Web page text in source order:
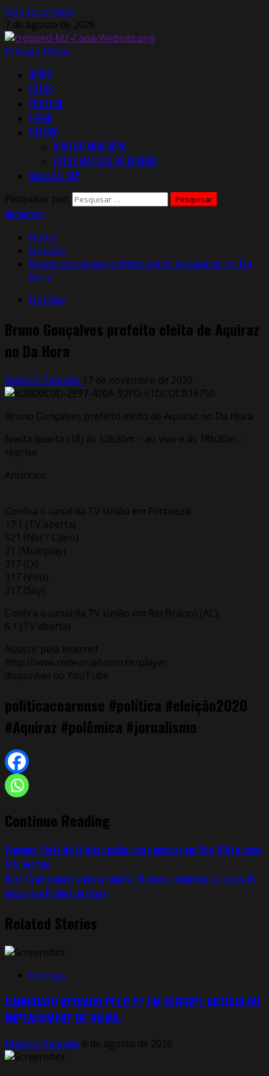
Skip to content
7 de agosto de 2026
Primary Menu
INÍCIO
FOTOS
YOUTUBE
E-MAIL
EUSÉBIO
HINO DO MUNICÍPIO
FOTOS ANTIGAS DO EUSÉBIO
Consultar CEP
Pesquisar por:
Instagram
Home
Notícias
Bruno Gonçalves prefeito eleito de Aquiraz no Da
Hora
Notícias
Bruno Gonçalves prefeito eleito de Aquiraz
no Da Hora
Markos Zaurelio 17 de novembro de 2020
Bruno Gonçalves prefeito eleito de Aquiraz no Da Hora
Nesta quarta (18) às 12h30m – ao vivo e às 18h30m –
reprise
Anúncios
Confira o canal da TV União em Fortaleza:
17.1 (TV aberta)
521 (Net / Claro)
21 (Multiplay)
317 (Oi)
317 (Vivo)
317 (Sky)
Confira o canal da TV União em Rio Branco (AC):
6.1 (TV aberta)
Assistir pela internet
http://www.redeuniao.com.br/player
disponível no YouTube
politicacearense #política #eleição2020
#Aquiraz #polêmica #jornalismo
Continue Reading
Previous: Parte de falésia desaba sobre pessoas em Pipa (RN) e deixa
três mortos
Next: Camilo anuncia nesta quarta, 18, novos concursos para área da
Segurança Pública do Ceará
Related Stories
Notícias
CANDIDATO APOIADO PELO PT EM SERGIPE ARTICULOU
IMPEACHMENT DE DILMA.
Markos Zaurelio 6 de agosto de 2026